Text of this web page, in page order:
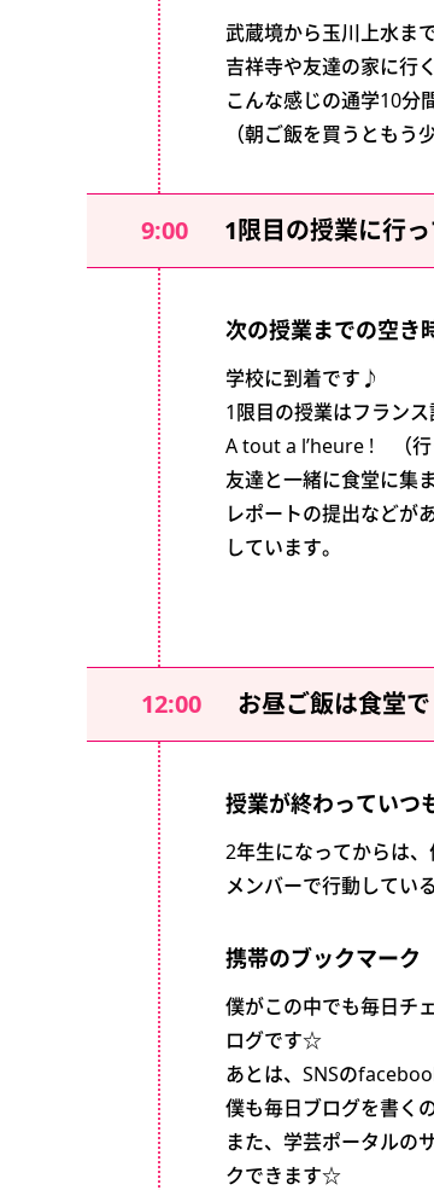
武蔵境から玉川上水ま
吉祥寺や友達の家に行
こんな感じの通学10分
（朝ご飯を買うともう
9:00 1限目の授業に行っ
次の授業までの空き
学校に到着です♪
1限目の授業はフランス
A tout a l’heure ! （行
友達と一緒に食堂に集
レポートの提出などが
しています。
12:00 お昼ご飯は食堂で
授業が終わっていつ
2年生になってからは
メンバーで行動してい
携帯のブックマーク
僕がこの中でも毎日チ
ログです☆
あとは、SNSの
僕も毎日ブログを書く
また、学芸ポータルの
クできます☆